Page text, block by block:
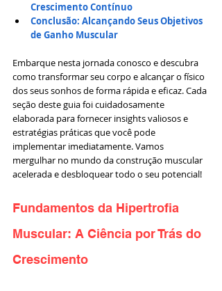
Crescimento Contínuo
Conclusão: Alcançando Seus Objetivos
de Ganho Muscular
Embarque nesta jornada conosco e descubra
como transformar seu corpo e alcançar o físico
dos seus sonhos de forma rápida e eficaz. Cada
seção deste guia foi cuidadosamente
elaborada para fornecer insights valiosos e
estratégias práticas que você pode
implementar imediatamente. Vamos
mergulhar no mundo da construção muscular
acelerada e desbloquear todo o seu potencial!
Fundamentos da Hipertrofia
Muscular: A Ciência por Trás do
Crescimento